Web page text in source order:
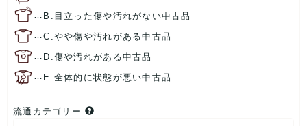
… B.目立った傷や汚れがない中古品
…C.やや傷や汚れがある中古品
… D.傷や汚れがある中古品
… E.全体的に状態が悪い中古品
流通カテゴリー